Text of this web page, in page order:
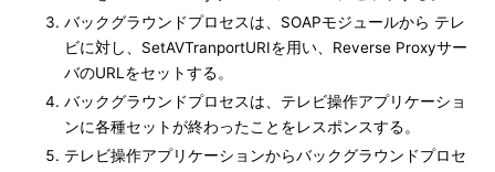
バックグラウンドプロセスは、SOAPモジュールから テレ
ビに対し、SetAVTranportURIを用い、Reverse Proxyサー
バのURLをセットする。
バックグラウンドプロセスは、テレビ操作アプリケーショ
ンに各種セットが終わったことをレスポンスする。
テレビ操作アプリケーションからバックグラウンドプロセ